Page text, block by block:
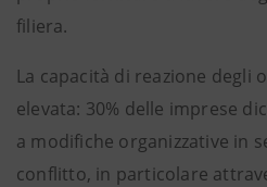
filiera.
La capacità di reazione degli
elevata: 30% delle imprese
a modifiche organizzative in
conflitto, in particolare